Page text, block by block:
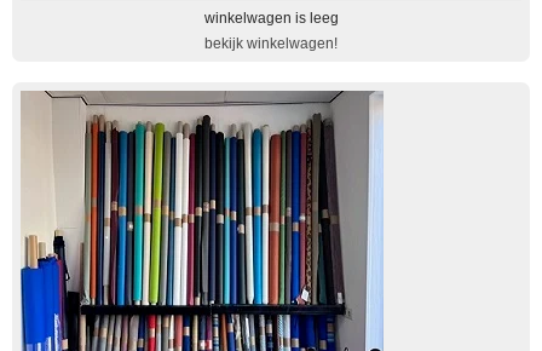
winkelwagen is leeg
bekijk winkelwagen!